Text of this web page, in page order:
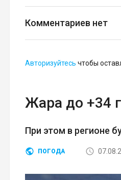
Комментариев нет
Авторизуйтесь чтобы
Жара до +34
При этом в регионе
ПОГОДА